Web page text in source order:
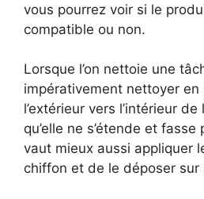
vous pourrez voir si le
compatible ou non.
Lorsque l’on nettoie une
impérativement nettoyer
l’extérieur vers l’intérieur
qu’elle ne s’étende et
vaut mieux aussi appliquer
chiffon et de le déposer sur